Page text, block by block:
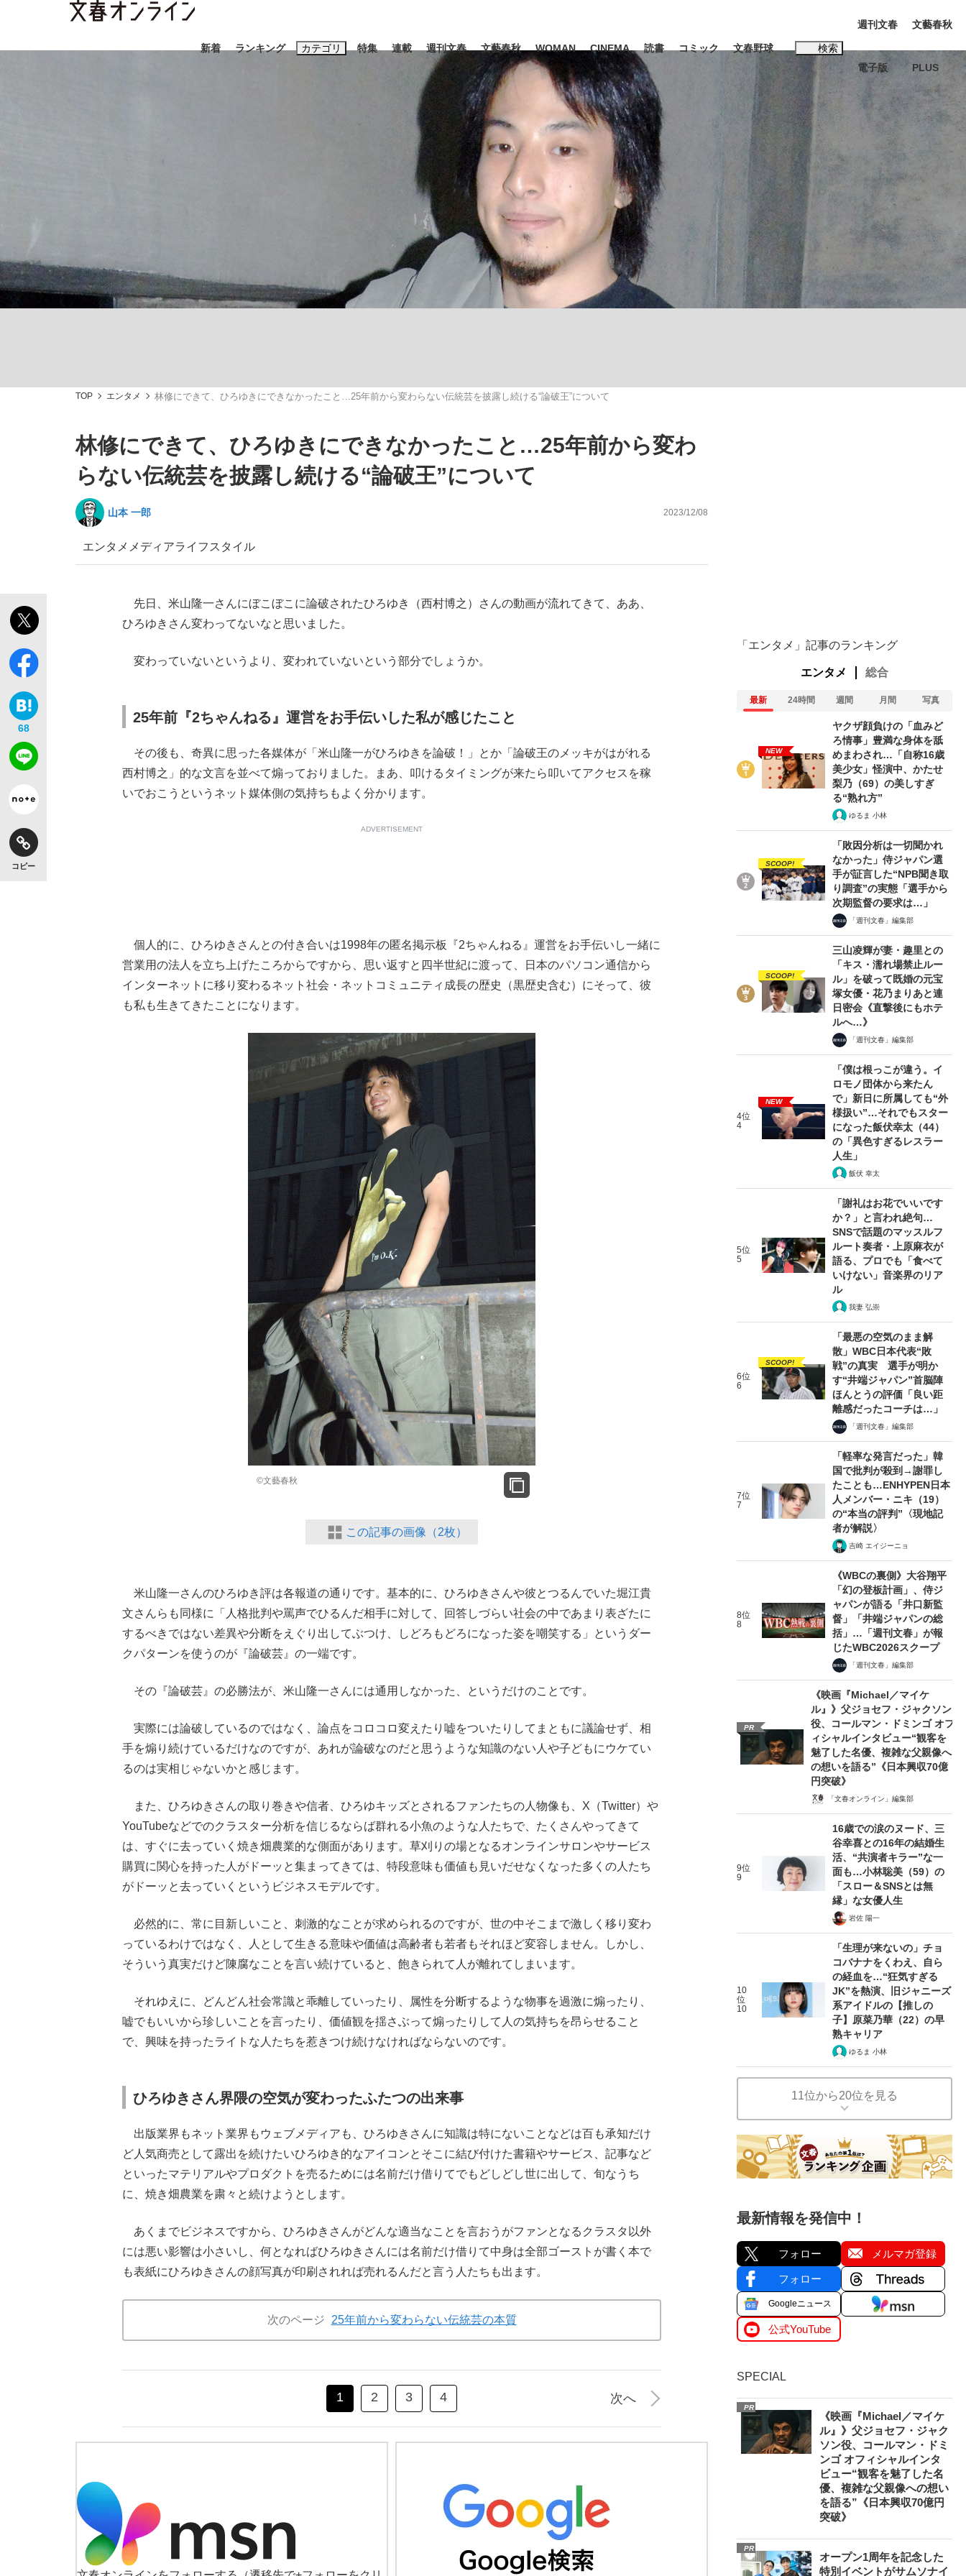
新着 ランキング カテゴリ
ライフ ビジネス インタビュー
「90%は失敗する。でも…」本田圭佑が初めて明かした日本代表監督に... 「最悪の空気のまま解散」WBC日本代表“敗戦”の真実 選手が明かす...
「敗因分析は一切聞かれなかった」侍ジャパン選手が証言した“NPB聞... 「クマが悪者扱いされているのが悲しい」『北の国から』倉本聰氏（91...
「目標達成できなかったからと言って…」サッカー日本代表・森保一監督...
もっと見る
特集
終戦から81年
観る将棋、読む将棋
キングの誕生を、目撃せよ。
the Style
もっと見る
連載 週刊文春 文藝春秋 WOMAN CINEMA 読書 コミック 文春野球 検索
キーワード入力
おすすめのキーワードタグ一覧
#後藤真希 #森岡毅 #内田有紀
#松田聖子
週刊文春
電子版
文藝春秋
PLUS
TOP エンタメ 林修にできて、ひろゆきにできなかったこと…25年前から変わらない伝統芸を披露し続ける“論破王”について
林修にできて、ひろゆきにできなかったこと…25年前から変わ
らない伝統芸を披露し続ける“論破王”について
山本 一郎 2023/12/08
エンタメ メディアライフスタイル
68
コピー
先日、米山隆一さんにぼこぼこに論破されたひろゆき（西村博之）さんの動画が流れてきて、ああ、
ひろゆきさん変わってないなと思いました。
変わっていないというより、変われていないという部分でしょうか。
25年前『2ちゃんねる』運営をお手伝いした私が感じたこと
その後も、奇異に思った各媒体が「米山隆一がひろゆきを論破！」とか「論破王のメッキがはがれる
西村博之」的な文言を並べて煽っておりました。まあ、叩けるタイミングが来たら叩いてアクセスを稼
いでおこうというネット媒体側の気持ちもよく分かります。
ADVERTISEMENT
個人的に、ひろゆきさんとの付き合いは1998年の匿名掲示板『2ちゃんねる』運営をお手伝いし一緒に
営業用の法人を立ち上げたころからですから、思い返すと四半世紀に渡って、日本のパソコン通信から
インターネットに移り変わるネット社会・ネットコミュニティ成長の歴史（黒歴史含む）にそって、彼
も私も生きてきたことになります。
©️文藝春秋
この記事の画像（2枚）
米山隆一さんのひろゆき評は各報道の通りです。基本的に、ひろゆきさんや彼とつるんでいた堀江貴
文さんらも同様に「人格批判や罵声でひるんだ相手に対して、回答しづらい社会の中であまり表ざたに
するべきではない差異や分断をえぐり出してぶつけ、しどろもどろになった姿を嘲笑する」というダー
クパターンを使うのが『論破芸』の一端です。
その『論破芸』の必勝法が、米山隆一さんには通用しなかった、というだけのことです。
実際には論破しているのではなく、論点をコロコロ変えたり嘘をついたりしてまともに議論せず、相
手を煽り続けているだけなのですが、あれが論破なのだと思うような知識のない人や子どもにウケてい
るのは実相じゃないかと感じます。
また、ひろゆきさんの取り巻きや信者、ひろゆキッズとされるファンたちの人物像も、X（Twitter）や
YouTubeなどでのクラスター分析を信じるならば群れる小魚のような人たちで、たくさんやってきて
は、すぐに去っていく焼き畑農業的な側面があります。草刈りの場となるオンラインサロンやサービス
購買に関心を持った人がドーッと集まってきては、特段意味も価値も見いだせなくなった多くの人たち
がドーッと去っていくというビジネスモデルです。
必然的に、常に目新しいこと、刺激的なことが求められるのですが、世の中そこまで激しく移り変わ
っているわけではなく、人として生きる意味や価値は高齢者も若者もそれほど変容しません。しかし、
そういう真実だけど陳腐なことを言い続けていると、飽きられて人が離れてしまいます。
それゆえに、どんどん社会常識と乖離していったり、属性を分断するような物事を過激に煽ったり、
嘘でもいいから珍しいことを言ったり、価値観を揺さぶって煽ったりして人の気持ちを昂らせること
で、興味を持ったライトな人たちを惹きつけ続けなければならないのです。
ひろゆきさん界隈の空気が変わったふたつの出来事
出版業界もネット業界もウェブメディアも、ひろゆきさんに知識は特にないことなどは百も承知だけ
ど人気商売として露出を続けたいひろゆき的なアイコンとそこに結び付けた書籍やサービス、記事など
といったマテリアルやプロダクトを売るためには名前だけ借りてでもどしどし世に出して、旬なうち
に、焼き畑農業を粛々と続けようとします。
あくまでビジネスですから、ひろゆきさんがどんな適当なことを言おうがファンとなるクラスタ以外
には悪い影響は小さいし、何となればひろゆきさんには名前だけ借りて中身は全部ゴーストが書く本で
も表紙にひろゆきさんの顔写真が印刷されれば売れるんだと言う人たちも出ます。
次のページ 25年前から変わらない伝統芸の本質
1 2 3 4 次へ
「エンタメ」記事のランキング
エンタメ 総合
最新 24時間 週間 月間 写真
NEW
ヤクザ顔負けの「血みど
ろ情事」豊満な身体を舐
めまわされ…「自称16歳
美少女」怪演中、かたせ
梨乃（69）の美しすぎ
る“熟れ方”
ゆるま 小林
SCOOP!
「敗因分析は一切聞かれ
なかった」侍ジャパン選
手が証言した“NPB聞き取
り調査”の実態「選手から
次期監督の要求は…」
「週刊文春」編集部
SCOOP!
三山凌輝が妻・趣里との
「キス・濡れ場禁止ルー
ル」を破って既婚の元宝
塚女優・花乃まりあと連
日密会《直撃後にもホテ
ルへ…》
「週刊文春」編集部
4位
4
NEW
「僕は根っこが違う。イ
ロモノ団体から来たん
で」新日に所属しても“外
様扱い”…それでもスター
になった飯伏幸太（44）
の「異色すぎるレスラー
人生」
飯伏 幸太
5位
5
「謝礼はお花でいいです
か？」と言われ絶句…
SNSで話題のマッスルフ
ルート奏者・上原麻衣が
語る、プロでも「食べて
いけない」音楽界のリア
ル
我妻 弘崇
6位
6
SCOOP!
「最悪の空気のまま解
散」WBC日本代表“敗
戦”の真実 選手が明か
す“井端ジャパン”首脳陣
ほんとうの評価「良い距
離感だったコーチは…」
「週刊文春」編集部
7位
7
「軽率な発言だった」韓
国で批判が殺到→謝罪し
たことも…ENHYPEN日本
人メンバー・ニキ（19）
の“本当の評判”〈現地記
者が解説〉
吉崎 エイジーニョ
8位
8
《WBCの裏側》大谷翔平
「幻の登板計画」、侍ジ
ャパンが語る「井口新監
督」「井端ジャパンの総
括」…「週刊文春」が報
じたWBC2026スクープ
「週刊文春」編集部
PR
《映画『Michael／マイケ
ル』》父ジョセフ・ジャクソン
役、コールマン・ドミンゴ オフ
ィシャルインタビュー“観客を
魅了した名優、複雑な父親像へ
の想いを語る”《日本興収70億
円突破》
「文春オンライン」編集部
9位
9
16歳での涙のヌード、三
谷幸喜との16年の結婚生
活、“共演者キラー”な一
面も…小林聡美（59）の
「スロー＆SNSとは無
縁」な女優人生
岩佐 陽一
10
位
10
「生理が来ないの」チョ
コバナナをくわえ、自ら
の経血を…“狂気すぎる
JK”を熱演、旧ジャニーズ
系アイドルの【推しの
子】原菜乃華（22）の早
熟キャリア
ゆるま 小林
11位から20位を見る
最新情報を発信中！
フォロー メルマガ登録
フォロー
Googleニュース
公式YouTube
SPECIAL
PR
《映画『Michael／マイケ
ル』》父ジョセフ・ジャク
ソン役、コールマン・ドミ
ンゴ オフィシャルインタ
ビュー“観客を魅了した名
優、複雑な父親像への想い
を語る”《日本興収70億円
突破》
PR
オープン1周年を記念した
特別イベントがサムソナイ